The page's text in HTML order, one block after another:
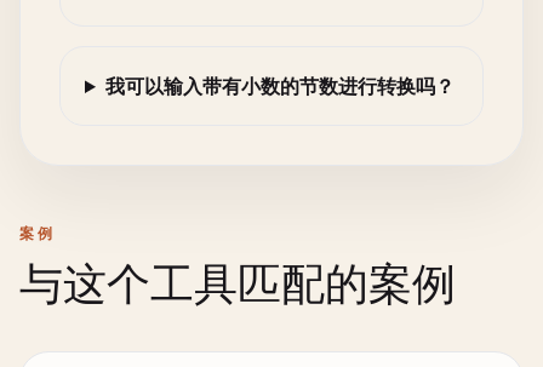
我可以输入带有小数的节数进行转换吗？
案例
与这个工具匹配的案例